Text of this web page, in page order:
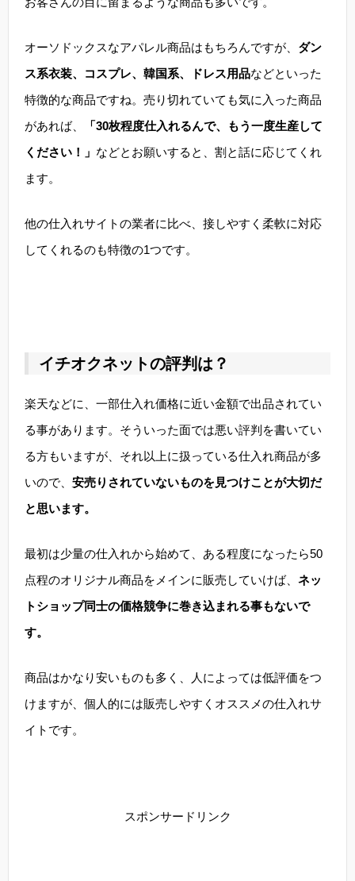
オーソドックスなアパレル商品はもちろんですが、 ダン
ス系衣装、コスプレ、韓国系、ドレス用品などといった
特徴的な商品ですね。売り切れていても気に入った商品
があれば、
「30枚程度仕入れるんで、もう一度生産して
ください！」 などとお願いすると、割と話に応じてくれ
ます。
他の仕入れサイトの業者に比べ、接しやすく柔軟に対応
してくれるのも特徴の1つです。
イチオクネットの評判は？
楽天などに、一部仕入れ価格に近い金額で出品されてい
る事があります。そういった面では悪い評判を書いてい
る方もいますが、それ以上に扱っている仕入れ商品が多
いので、 安売りされていないものを見つけことが大切だ
と思います。
最初は少量の仕入れから始めて、ある程度になったら50
点程のオリジナル商品をメインに販売していけば、 ネッ
トショップ同士の価格競争に巻き込まれる事もないで
す。
商品はかなり安いものも多く、人によっては低評価をつ
けますが、個人的には販売しやすくオススメの仕入れサ
イトです。
スポンサードリンク